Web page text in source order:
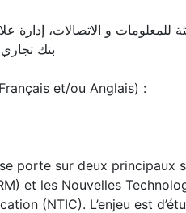
للمعلومات و الاتصالات، إدارة
بنك
et/ou Anglais) :
porte sur deux principaux
et les Nouvelles
(NTIC). L’enjeu est